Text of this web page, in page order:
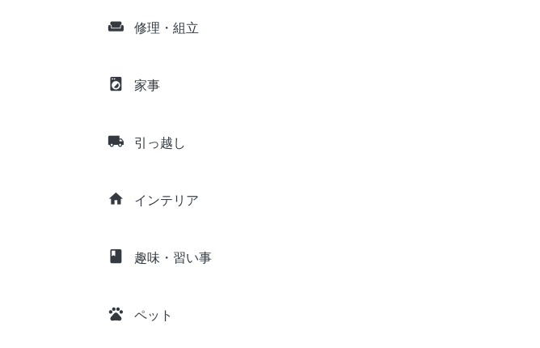
weekend 修理・組立
local_laundry_service 家事
local_shipping 引っ越し
home インテリア
class 趣味・習い事
pets ペット